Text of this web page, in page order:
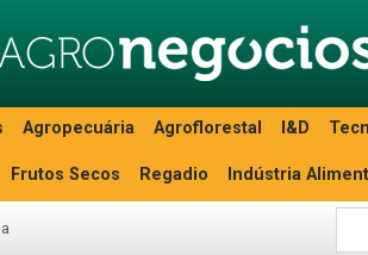
Agropecuária Agroflorestal I&D
Frutos Secos Regadio Indústria